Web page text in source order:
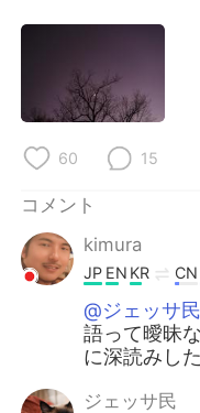
60 15
コメント
kimura
JP EN KR CN
@ジェッサ民
語って曖昧
に深読みし
ジェッサ民